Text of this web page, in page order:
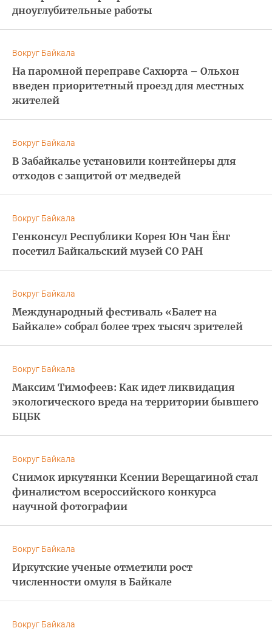
дноуглубительные работы
Вокруг Байкала
На паромной переправе Сахюрта – Ольхон
введен приоритетный проезд для местных
жителей
Вокруг Байкала
В Забайкалье установили контейнеры для
отходов с защитой от медведей
Вокруг Байкала
Генконсул Республики Корея Юн Чан Ёнг
посетил Байкальский музей СО РАН
Вокруг Байкала
Международный фестиваль «Балет на
Байкале» собрал более трех тысяч зрителей
Вокруг Байкала
Максим Тимофеев: Как идет ликвидация
экологического вреда на территории бывшего
БЦБК
Вокруг Байкала
Снимок иркутянки Ксении Верещагиной стал
финалистом всероссийского конкурса
научной фотографии
Вокруг Байкала
Иркутские ученые отметили рост
численности омуля в Байкале
Вокруг Байкала